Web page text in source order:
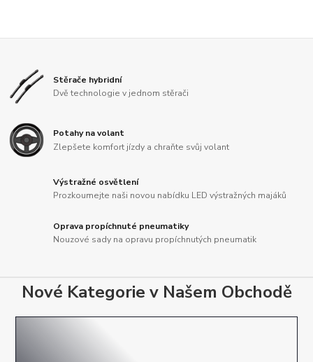
Stěrače hybridní
Dvě technologie v jednom stěrači
Potahy na volant
Zlepšete komfort jízdy a chraňte svůj volant
Výstražné osvětlení
Prozkoumejte naši novou nabídku LED výstražných majáků
Oprava propíchnuté pneumatiky
Nouzové sady na opravu propíchnutých pneumatik
Nové Kategorie v Našem Obchodě